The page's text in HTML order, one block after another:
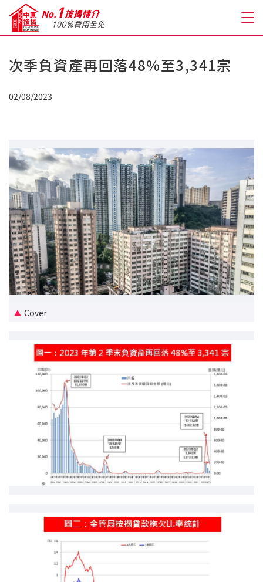
關於我們
免費房貸轉介服務
免費開戶轉介服務
私人貸款
優惠禮遇
新盤優越按揭優惠
中原按揭標籤優惠
按揭工具
按揭計算
轉按計算
供款年期計算
印花稅計算
免費物業估價
次季負資產再回落48%至3,341宗
02/08/2023
Cover